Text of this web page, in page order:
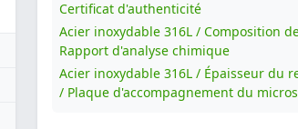
Certificat d'authenticité
Acier inoxydable 316L / Composition
Rapport d'analyse chimique
Acier inoxydable 316L / Épaisseur du
/ Plaque d'accompagnement du